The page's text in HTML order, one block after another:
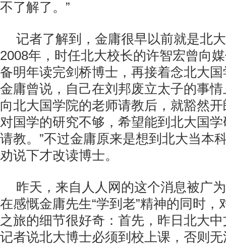
不了解了。”
记者了解到，金庸很早以前就是北
2008年，时任北大校长的许智宏曾向
备明年读完剑桥博士，再接着念北大
金庸曾说，自己在刘邦废立太子的事
向北大国学院的老师请教后，就豁然
对国学的研究不够，希望能到北大国
请教。”不过金庸原来是想到北大当本
劝说下才改读博士。
昨天，来自人人网的这个消息被广
在感慨金庸先生“学到老”精神的同时，
之旅的细节很好奇：首先，昨日北大
记者说北大博士必须到校上课，否则